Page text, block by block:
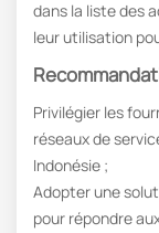
dans la liste des
leur utilisation
Privilégier les
réseaux de
Indonésie ;
Adopter une
pour répondre